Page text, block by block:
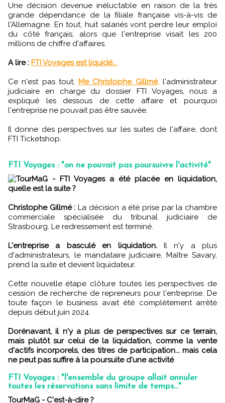
Une décision devenue inéluctable en raison de la très
grande dépendance de la filiale française vis-à-vis de
l'Allemagne. En tout, huit salariés vont perdre leur emploi
du côté français, alors que l'entreprise visait les 200
millions de chiffre d'affaires.
A lire : FTI Voyages est liquidé...
Ce n'est pas tout, Me Christophe Gillmé,l'administrateur
judiciaire en charge du dossier FTI Voyages, nous a
expliqué les dessous de cette affaire et pourquoi
l'entreprise ne pouvait pas être sauvée.
Il donne des perspectives sur les suites de l'affaire, dont
FTI Ticketshop.
FTI Voyages : "on ne pouvait pas poursuivre l'activité"
TourMaG - FTI Voyages a été placée en liquidation,
quelle est la suite ?
Christophe Gillmé : La décision a été prise par la chambre
commerciale spécialisée du tribunal judiciaire de
Strasbourg. Le redressement est terminé.
L'entreprise a basculé en liquidation.Il n'y a plus
d'administrateurs, le mandataire judiciaire, Maître Savary,
prend la suite et devient liquidateur.
Cette nouvelle étape clôture toutes les perspectives de
cession de recherche de repreneurs pour l'entreprise. De
toute façon le business avait été complètement arrêté
depuis début juin 2024.
Dorénavant, il n'y a plus de perspectives sur ce terrain,
mais plutôt sur celui de la liquidation, comme la vente
d'actifs incorporels, des titres de participation... mais cela
ne peut pas suffire à la poursuite d'une activité.
FTI Voyages : "l'ensemble du groupe allait annuler
toutes les réservations sans limite de temps..."
TourMaG - C'est-à-dire ?